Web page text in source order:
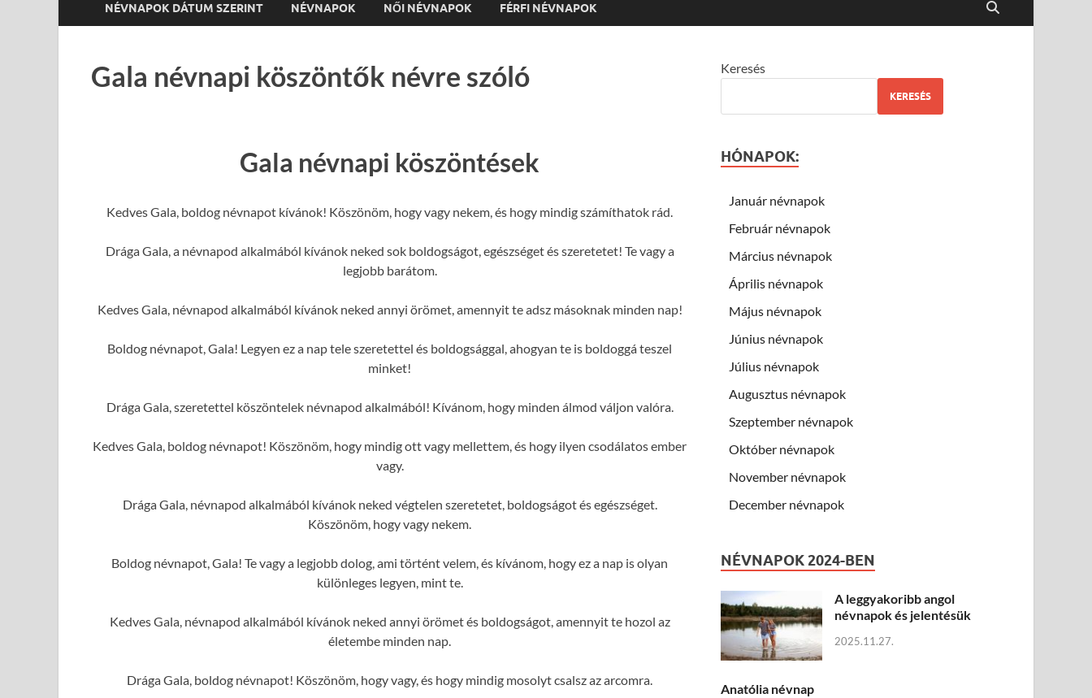
NÉVNAPOK DÁTUM SZERINT NÉVNAPOK NŐI NÉVNAPOK FÉRFI NÉVNAPOK
Gala névnapi köszöntők névre szóló
Gala névnapi köszöntések
Kedves Gala, boldog névnapot kívánok! Köszönöm, hogy vagy nekem, és hogy mindig számíthatok rád.
Drága Gala, a névnapod alkalmából kívánok neked sok boldogságot, egészséget és szeretetet! Te vagy a
legjobb barátom.
Kedves Gala, névnapod alkalmából kívánok neked annyi örömet, amennyit te adsz másoknak minden nap!
Boldog névnapot, Gala! Legyen ez a nap tele szeretettel és boldogsággal, ahogyan te is boldoggá teszel
minket!
Drága Gala, szeretettel köszöntelek névnapod alkalmából! Kívánom, hogy minden álmod váljon valóra.
Kedves Gala, boldog névnapot! Köszönöm, hogy mindig ott vagy mellettem, és hogy ilyen csodálatos ember
vagy.
Drága Gala, névnapod alkalmából kívánok neked végtelen szeretetet, boldogságot és egészséget.
Köszönöm, hogy vagy nekem.
Boldog névnapot, Gala! Te vagy a legjobb dolog, ami történt velem, és kívánom, hogy ez a nap is olyan
különleges legyen, mint te.
Kedves Gala, névnapod alkalmából kívánok neked annyi örömet és boldogságot, amennyit te hozol az
életembe minden nap.
Drága Gala, boldog névnapot! Köszönöm, hogy vagy, és hogy mindig mosolyt csalsz az arcomra.
Keresés
KERESÉS
HÓNAPOK:
Január névnapok
Február névnapok
Március névnapok
Április névnapok
Május névnapok
Június névnapok
Július névnapok
Augusztus névnapok
Szeptember névnapok
Október névnapok
November névnapok
December névnapok
NÉVNAPOK 2024-BEN
A leggyakoribb angol
névnapok és jelentésük
2025.11.27.
Anatólia névnap